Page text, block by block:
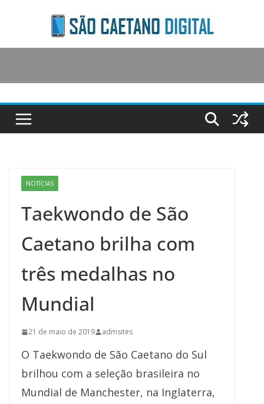
content
NOTÍCIAS
Taekwondo de São
Caetano brilha com
três medalhas no
Mundial
21 de maio de 2019 admsites
O Taekwondo de São Caetano do Sul
brilhou com a seleção brasileira no
Mundial de Manchester, na Inglaterra,